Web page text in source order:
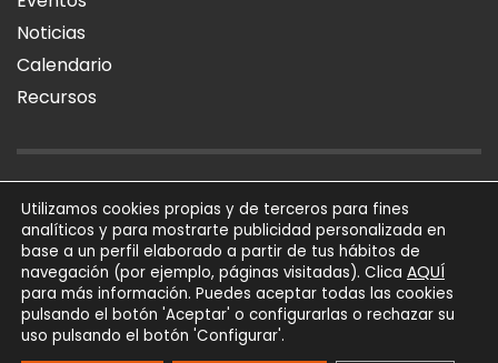
Noticias
Calendario
Recursos
AVISO LEGAL POLÍTICA DE PRIVACIDAD POLÍTICA DE COOKIES
SÍGUENOS
AFIAL Asociación © 2026
Todos los derechos
reservados
Utilizamos cookies propias y de terceros para fines
analíticos y para mostrarte publicidad personalizada en
base a un perfil elaborado a partir de tus hábitos de
navegación (por ejemplo, páginas visitadas). Clica AQUÍ
para más información. Puedes aceptar todas las cookies
pulsando el botón 'Aceptar' o configurarlas o rechazar su
uso pulsando el botón 'Configurar'.